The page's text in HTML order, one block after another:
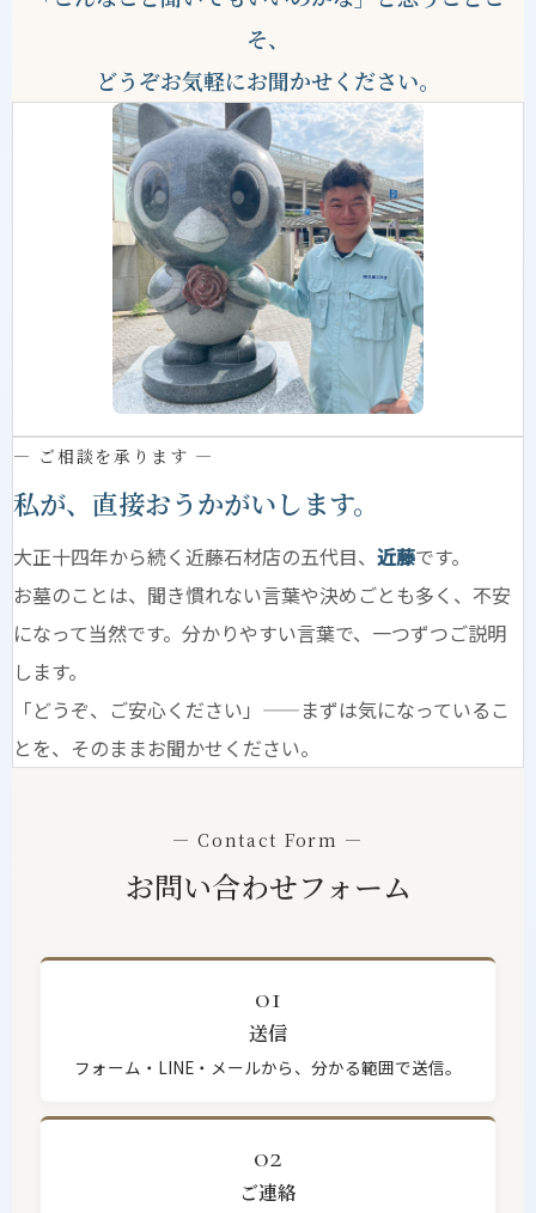
そ、
どうぞお気軽にお聞かせください。
— ご相談を承ります —
私が、直接おうかがいします。
大正十四年から続く近藤石材店の五代目、 近藤です。
お墓のことは、聞き慣れない言葉や決めごとも多く、不安
になって当然です。分かりやすい言葉で、一つずつご説明
します。
「どうぞ、ご安心ください」——まずは気になっているこ
とを、そのままお聞かせください。
— Contact Form —
お問い合わせフォーム
01
送信
フォーム・LINE・メールから、分かる範囲で送信。
02
ご連絡